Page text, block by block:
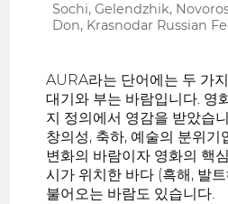
Sochi, Gelendzhik,
Don, Krasnodar Russian
AURA라는 단어에는 두 가
대기와 부는 바람입니다. 영
지 정의에서 영감을 받았습
창의성, 축하, 예술의 분위기
변화의 바람이자 영화의 핵
시가 위치한 바다 (흑해, 발
불어오는 바람도 있습니다.